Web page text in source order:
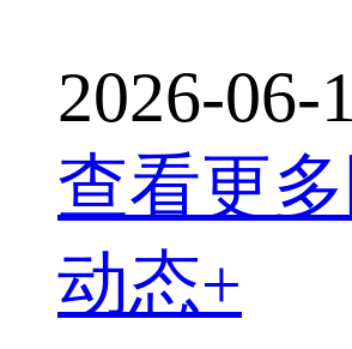
2026-06-
查看更
动态+